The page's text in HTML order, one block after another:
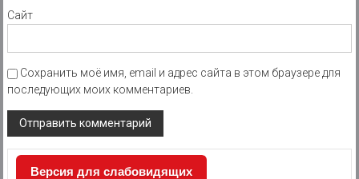
Сайт
Сохранить моё имя, email и адрес сайта в этом браузере для
последующих моих комментариев.
Версия для слабовидящих